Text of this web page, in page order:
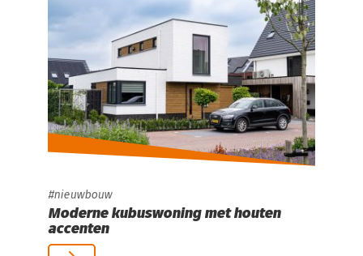
nieuwbouw
Moderne kubuswoning met houten
accenten